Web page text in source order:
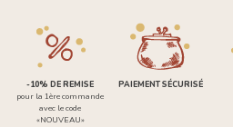
-10% DE REMISE
pour la 1ère commande
avec le code
«NOUVEAU»
PAIEMENT SÉCURISÉ